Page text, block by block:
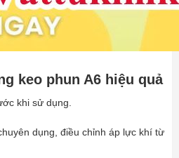
keo phun A6 hiệu quả
khi sử dụng.
dụng, điều chỉnh áp lực khí từ